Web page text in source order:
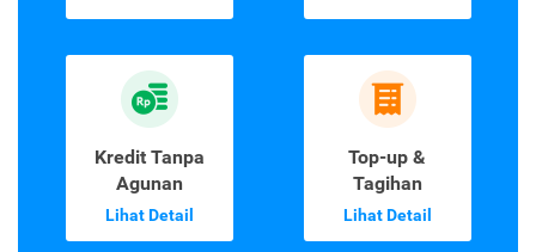
Kredit Tanpa
Agunan
Lihat Detail
Top-up &
Tagihan
Lihat Detail